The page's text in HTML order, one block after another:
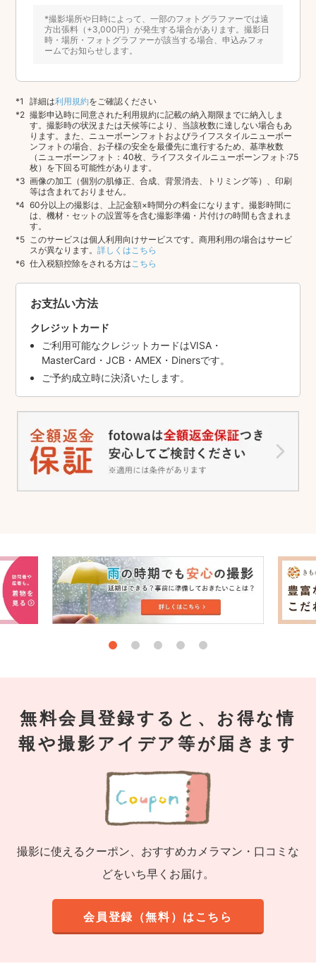
*撮影場所や日時によって、一部のフォトグラファーでは遠
方出張料（+3,000円）が発生する場合があります。撮影日
時・場所・フォトグラファーが該当する場合、申込みフォ
ームでお知らせします。
詳細は利用規約をご確認ください
撮影申込時に同意された利用規約に記載の納入期限までに納入しま
す。撮影時の状況または天候等により、当該枚数に達しない場合もあ
ります。また、ニューボーンフォトおよびライフスタイルニューボー
ンフォトの場合、お子様の安全を最優先に進行するため、基準枚数
（ニューボーンフォト：40枚、ライフスタイルニューボーンフォト:75
枚）を下回る可能性があります。
画像の加工（個別の肌修正、合成、背景消去、トリミング等）、印刷
等は含まれておりません。
60分以上の撮影は、上記金額×時間分の料金になります。撮影時間に
は、機材・セットの設置等を含む撮影準備・片付けの時間も含まれま
す。
このサービスは個人利用向けサービスです。商用利用の場合はサービ
スが異なります。詳しくはこちら
仕入税額控除をされる方は こちら
お支払い方法
クレジットカード
ご利用可能なクレジットカードはVISA・
MasterCard・JCB・AMEX・Dinersです。
ご予約成立時に決済いたします。
無料会員登録すると、お得な情
報や撮影アイデア等が届きます
撮影に使えるクーポン、おすすめカメラマン・口コミな
どをいち早くお届け。
会員登録（無料）はこちら